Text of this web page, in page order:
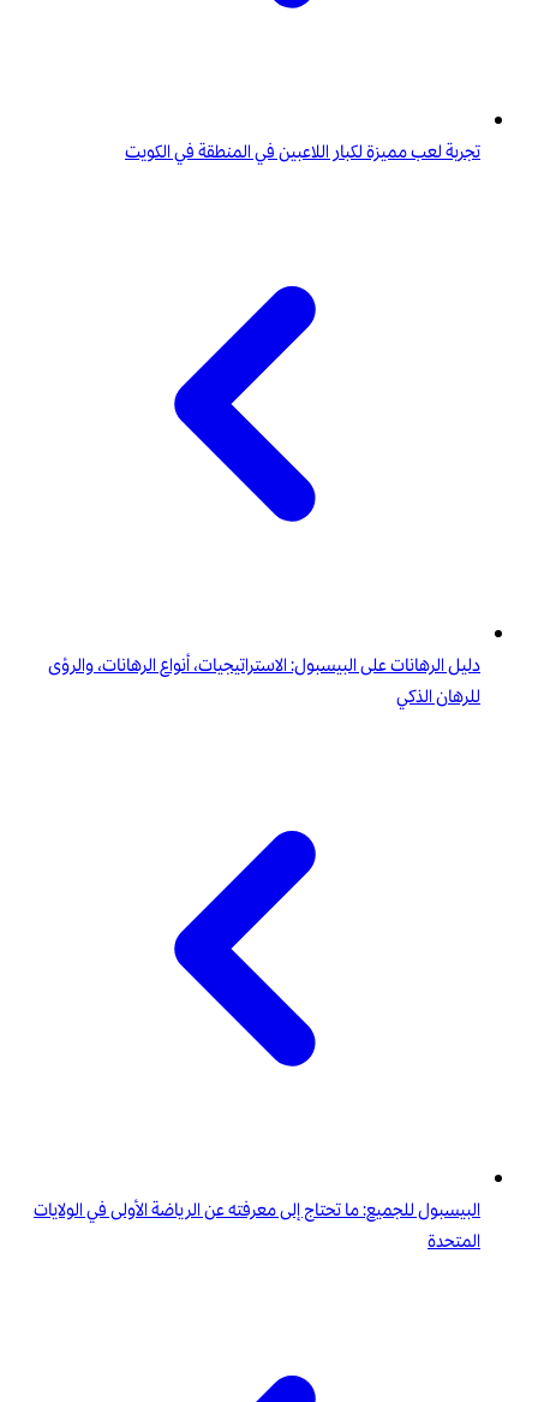
تجربة لعب مميزة لكبار اللاعبين في المنطقة في الكويت
دليل الرهانات على البيسبول: الاستراتيجيات، أنواع الرهانات، والرؤى
للرهان الذكي
البيسبول للجميع: ما تحتاج إلى معرفته عن الرياضة الأولى في الولايات
المتحدة